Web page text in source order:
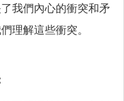
了我們內心的衝突和矛
理解這些衝突。